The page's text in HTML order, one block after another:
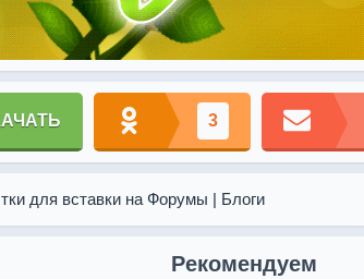
3
для вставки на Форумы | Блоги
Рекомендуем